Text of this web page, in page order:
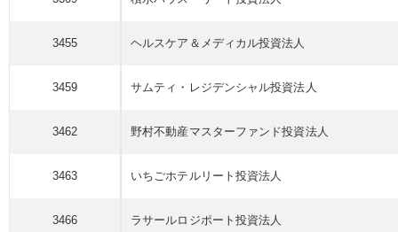
3455 ヘルスケア＆メディカル投資法人
3459 サムティ・レジデンシャル投資法人
3462 野村不動産マスターファンド投資法人
3463 いちごホテルリート 投資法人
3466 ラサールロジポート 投資法人